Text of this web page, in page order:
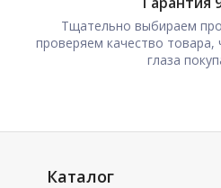
Тщательно выбираем
проверяем качество
глаза
Каталог